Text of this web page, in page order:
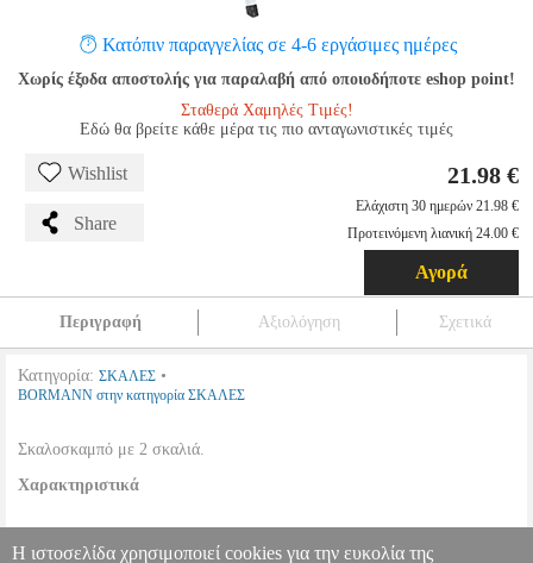
Κατόπιν παραγγελίας σε 4-6 εργάσιμες ημέρες
Χωρίς έξοδα αποστολής για παραλαβή από οποιοδήποτε eshop point!
Σταθερά Χαμηλές Τιμές!
Εδώ θα βρείτε κάθε μέρα τις πιο ανταγωνιστικές τιμές
Wishlist
Share
21.98 €
Ελάχιστη 30 ημερών 21.98 €
Προτεινόμενη λιανική 24.00 €
Αγορά
Περιγραφή Αξιολόγηση Σχετικά
Κατηγορία: ΣΚΑΛΕΣ •
BORMANN στην κατηγορία ΣΚΑΛΕΣ
Σκαλοσκαμπό με 2 σκαλιά.
Χαρακτηριστικά
• Αριθμός Σκαλοπατιών:2.
Η ιστοσελίδα χρησιμοποιεί cookies για την ευκολία της